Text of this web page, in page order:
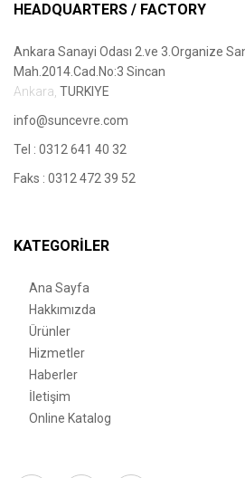
HEADQUARTERS / FACTORY
Ankara Sanayi Odası 2.ve 3.Organize
Mah.2014.Cad.No:3 Sincan
Ankara, TURKIYE
info@suncevre.com
Tel : 0312 641 40 32
Faks : 0312 472 39 52
KATEGORILER
Ana Sayfa
Hakkımızda
Ürünler
Hizmetler
Haberler
İletişim
Online Katalog